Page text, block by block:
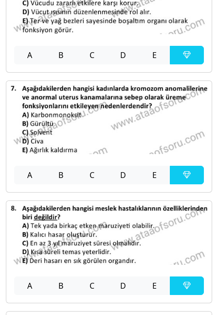
A B C D E
A B C D E
A B C D E